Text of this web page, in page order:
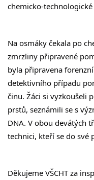
chemicko-technologické
Na osmáky čekala po
zmrzliny připravené
byla připravena
detektivního případu
činu. Žáci si vyzkoušeli
prstů, seznámili se s
DNA. V obou devátých
technici, kteří se do své
Děkujeme VŠCHT za